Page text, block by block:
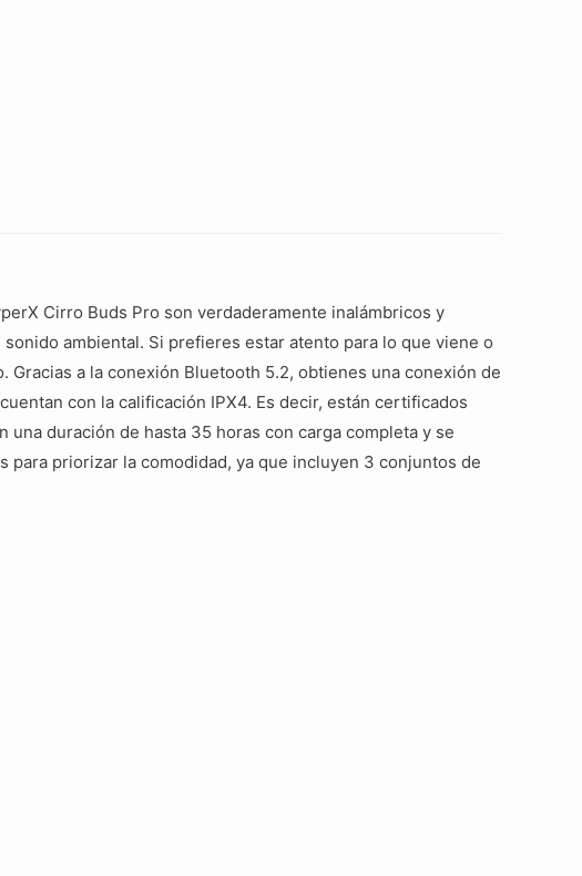
Cirro Buds Pro son verdaderamente inalámbricos y
ambiental. Si prefieres estar atento para lo que viene o
a la conexión Bluetooth 5.2, obtienes una conexión de
con la calificación IPX4. Es decir, están certificados
duración de hasta 35 horas con carga completa y se
priorizar la comodidad, ya que incluyen 3 conjuntos de